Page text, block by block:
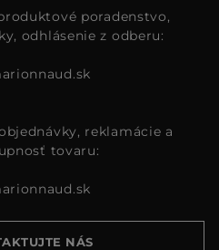
poradenstvo,
odhlásenie z odberu:
reklamácie a
tovaru:
NÁS